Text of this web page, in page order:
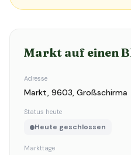
Markt auf einen
Adresse
Markt, 9603, Großschirma
Status heute
Heute geschlossen
Markttage